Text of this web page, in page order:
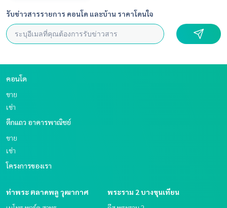
รับข่าวสารรายการ คอนโด และบ้าน ราคาโดนใจ
คอนโด
ขาย
เช่า
ตึกแถว อาคารพาณิชย์
ขาย
เช่า
โครงการของเรา
ท่าพระ ตลาดพลู วุฒากาศ
พระราม 2 บางขุนเทียน